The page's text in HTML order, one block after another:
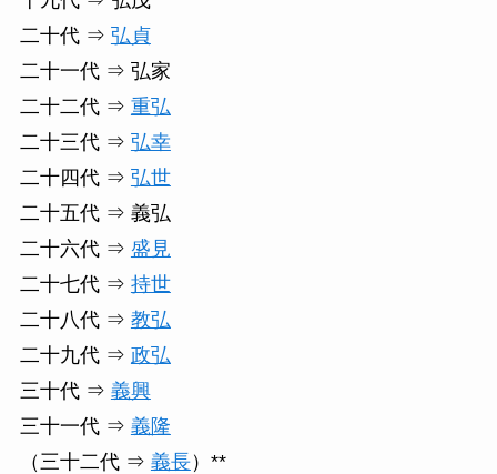
二十代 ⇒ 弘貞
二十一代 ⇒ 弘家
二十二代 ⇒ 重弘
二十三代 ⇒ 弘幸
二十四代 ⇒ 弘世
二十五代 ⇒ 義弘
二十六代 ⇒ 盛見
二十七代 ⇒ 持世
二十八代 ⇒ 教弘
二十九代 ⇒ 政弘
三十代 ⇒ 義興
三十一代 ⇒ 義隆
（三十二代 ⇒ 義長）**